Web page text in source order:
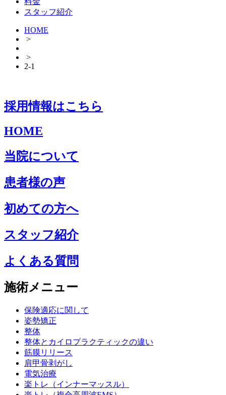
スタッフ紹介
HOME
>
>
2-1
採用情報はこちら
HOME
当院について
患者様の声
初めての方へ
スタッフ紹介
よくある質問
施術メニュー
保険適応に関して
姿勢矯正
整体
整体とカイロプラクティックの違い
筋膜リリース
肩甲骨剥がし
電気治療
楽トレ（インナーマッスル）